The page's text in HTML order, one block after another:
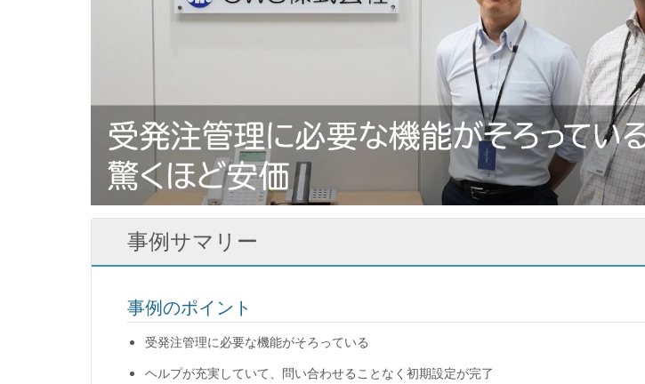
事例サマリー
事例のポイント
受発注管理に必要な機能がそろっている
ヘルプが充実していて、問い合わせることなく初期設定が完了